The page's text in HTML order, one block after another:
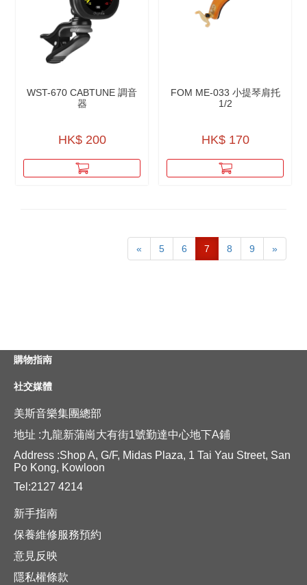
WST-670 CABTUNE 調音
器
HK$ 200
FOM ME-033 小提琴肩托
1/2
HK$ 170
« 5 6 7 8 9 »
購物指南
社交媒體
美斯音樂集團總部
地址 :九龍新蒲崗大有街1號勤達中心地下A鋪
Address :Shop A, G/F, Midas Plaza, 1 Tai Yau Street, San
Po Kong, Kowloon
Tel:2127 4214
新手指南
保養維修服務預約
意見反映
隱私權條款